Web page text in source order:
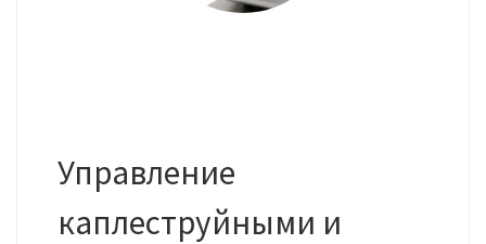
Управление
каплеструйными и